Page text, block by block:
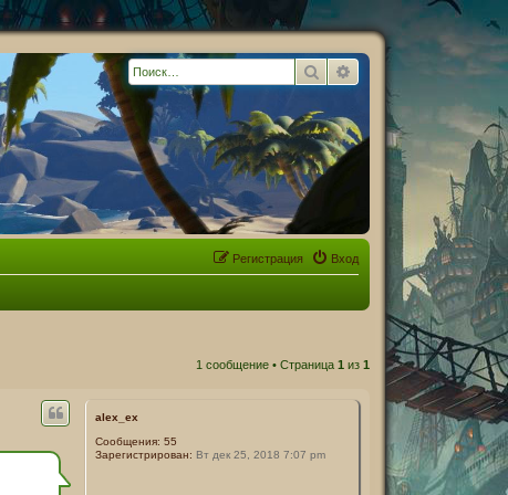
Поиск Расширенный поиск
Вход
Регистрация
1 сообщение • Страница1 из1
alex_ex
Сообщения: 55
Зарегистрирован: Вт дек 25, 2018 7:07 pm